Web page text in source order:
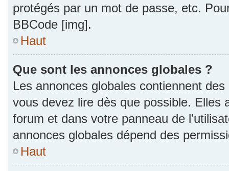
protégés par un mot de passe, etc.
BBCode [img].
Haut
Que sont les annonces globales ?
Les annonces globales contiennent
vous devez lire dès que possible. Elles
forum et dans votre panneau de
annonces globales dépend des
Haut